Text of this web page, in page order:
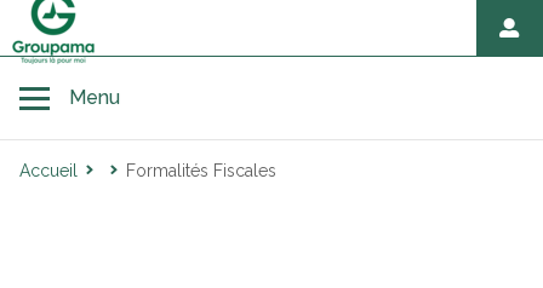
Toggle navigation
Menu
Accueil
Accueil Formalités Fiscales